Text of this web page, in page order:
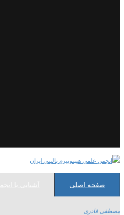
صفحه اصلی آشنایی با
مصطفی قادری